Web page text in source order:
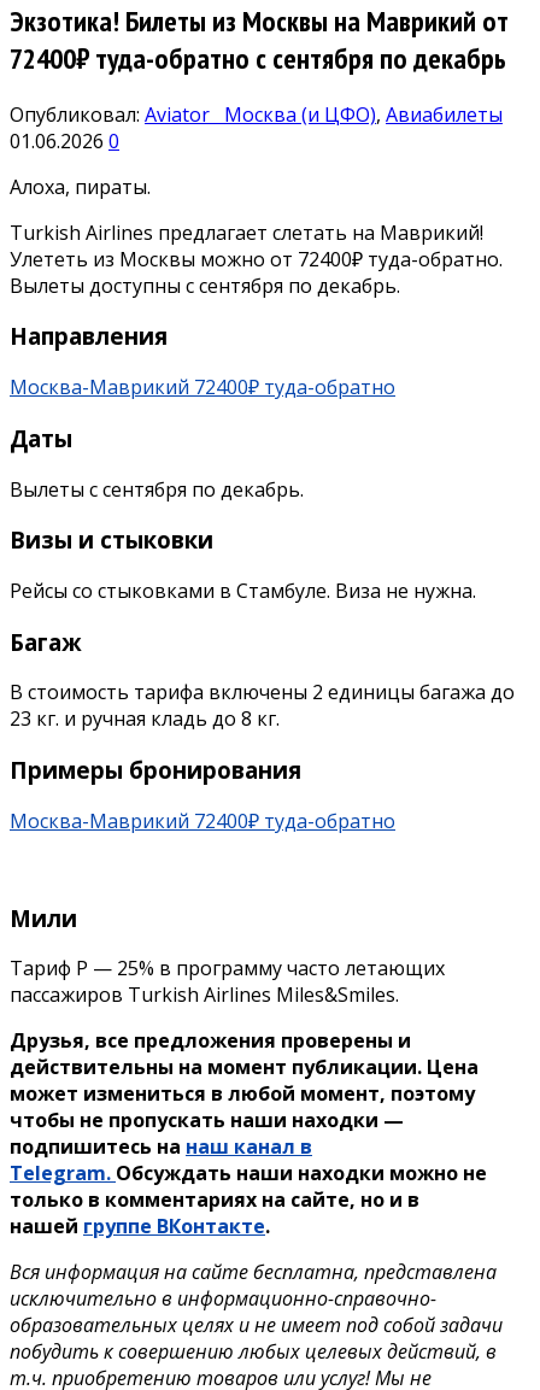
Экзотика! Билеты из Москвы на Маврикий от
72400₽ туда-обратно с сентября по декабрь
Опубликовал: Aviator Москва (и ЦФО), Авиабилеты
01.06.2026 0
Алоха, пираты.
Turkish Airlines предлагает слетать на Маврикий!
Улететь из Москвы можно от 72400₽ туда-обратно.
Вылеты доступны с сентября по декабрь.
Направления
Москва-Маврикий 72400₽ туда-обратно
Даты
Вылеты с сентября по декабрь.
Визы и стыковки
Рейсы со стыковками в Стамбуле. Виза не нужна.
Багаж
В стоимость тарифа включены 2 единицы багажа до
23 кг. и ручная кладь до 8 кг.
Примеры бронирования
Москва-Маврикий 72400₽ туда-обратно
Мили
Тариф P — 25% в программу часто летающих
пассажиров Turkish Airlines Miles&Smiles.
Друзья, все предложения проверены и
действительны на момент публикации. Цена
может измениться в любой момент, поэтому
чтобы не пропускать наши находки —
подпишитесь на наш канал в
Telegram. Обсуждать наши находки можно не
только в комментариях на сайте, но и в
нашей группе ВКонтакте.
Вся информация на сайте бесплатна, представлена
исключительно в информационно-справочно-
образовательных целях и не имеет под собой задачи
побудить к совершению любых целевых действий, в
т.ч. приобретению товаров или услуг! Мы не